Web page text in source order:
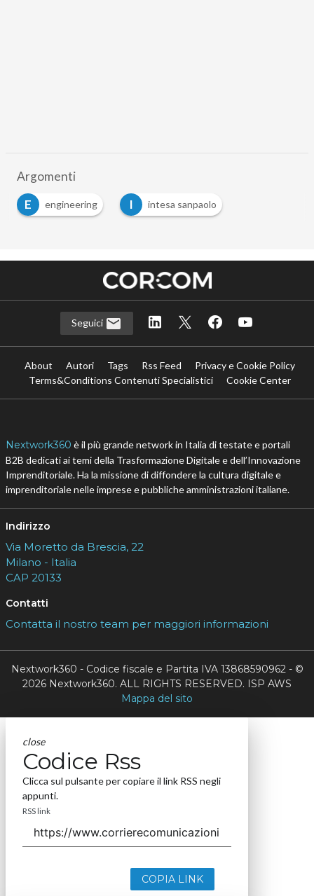
Argomenti
E
engineering I intesa sanpaolo
Seguici
About Autori Tags Rss Feed
Privacy e Cookie Policy
Terms&Conditions Contenuti Specialistici
Cookie Center
Nextwork360 è il più grande network in Italia di testate e portali
B2B dedicati ai temi della Trasformazione Digitale e dell’Innovazione
Imprenditoriale. Ha la missione di diffondere la cultura digitale e
imprenditoriale nelle imprese e pubbliche amministrazioni italiane.
Indirizzo
Via Moretto da Brescia, 22
Milano - Italia
CAP 20133
Contatti
Contatta il nostro team per maggiori informazioni
Nextwork360 - Codice fiscale e Partita IVA 13868590962 - ©
2026 Nextwork360. ALL RIGHTS RESERVED. ISP AWS
Mappa del sito
close
Codice Rss
Clicca sul pulsante per copiare il link RSS negli
appunti.
RSS link
COPIA LINK